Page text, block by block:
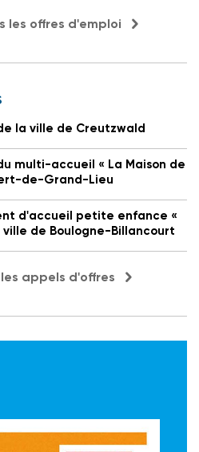
les offres d'emploi
la ville de Creutzwald
multi-accueil « La Maison de
de-Grand-Lieu
d'accueil petite enfance «
de Boulogne-Billancourt
appels d'offres